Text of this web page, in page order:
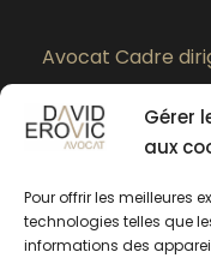
Gérer
aux
Pour offrir les meilleures
technologies telles que
informations des
Avocat Cadre
Paiement des